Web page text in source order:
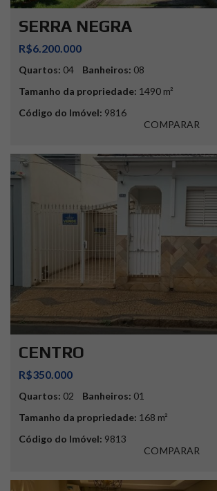
SERRA NEGRA
R$6.200.000
Quartos: 04 Banheiros: 08
Tamanho da propriedade: 1490 m²
Código do Imóvel: 9816
COMPARAR
CENTRO
R$350.000
Quartos: 02 Banheiros: 01
Tamanho da propriedade: 168 m²
Código do Imóvel: 9813
COMPARAR